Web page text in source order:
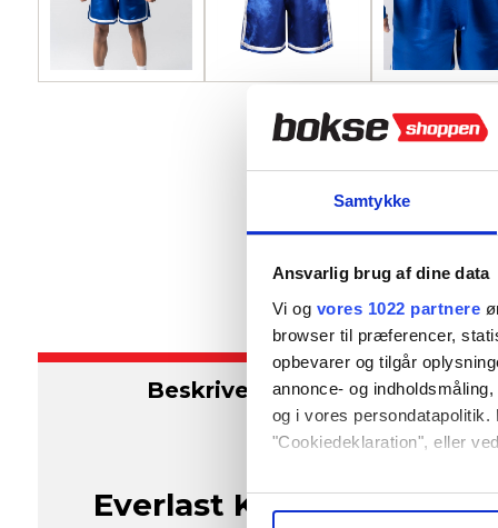
Samtykke
Ansvarlig brug af dine data
Vi og vores 1022 partnere
browser til præferencer,
opbevarer og tilgår
annonce- og
og i vores
"Cookiedeklaration", eller
Hvis du tillader det, vil vi
Beskrivelse
Everlast Konkurrence